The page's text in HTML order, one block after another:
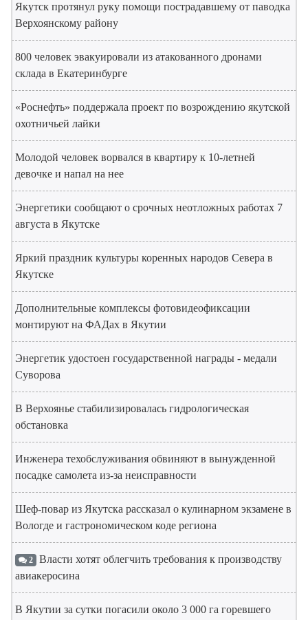
Якутск протянул руку помощи пострадавшему от паводка
Верхоянскому району
800 человек эвакуировали из атакованного дронами
склада в Екатеринбурге
«Роснефть» поддержала проект по возрождению якутской
охотничьей лайки
Молодой человек ворвался в квартиру к 10-летней
девочке и напал на нее
Энергетики сообщают о срочных неотложных работах 7
августа в Якутске
Яркий праздник культуры коренных народов Севера в
Якутске
Дополнительные комплексы фотовидеофиксации
монтируют на ФАДах в Якутии
Энергетик удостоен государственной награды - медали
Суворова
В Верхоянье стабилизировалась гидрологическая
обстановка
Инженера техобслуживания обвиняют в вынужденной
посадке самолета из-за неисправности
Шеф-повар из Якутска рассказал о кулинарном экзамене в
Вологде и гастрономическом коде региона
2 Власти хотят облегчить требования к производству
авиакеросина
В Якутии за сутки погасили около 3 000 га горевшего